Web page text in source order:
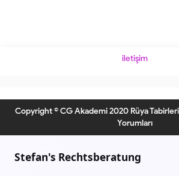
iletişim
Copyright © CG Akademi 2020 Rüya
Yorumları